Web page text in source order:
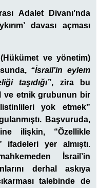
Adalet Divanı’nda
davası açması
ve yönetim)
“İsrail’in eylem
taşıdığı”, zira bu
ve etnik grubunun bir
yok etmek”
Başvuruda,
ilişkin, “Özellikle
ifadeleri yer almıştı.
İsrail’in
derhal askıya
talebinde de